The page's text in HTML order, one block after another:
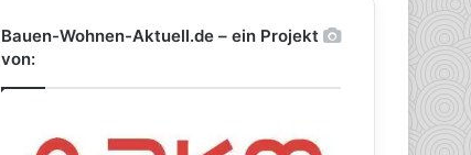
Bauen-Wohnen-Aktuell.de – ein Projekt
von: